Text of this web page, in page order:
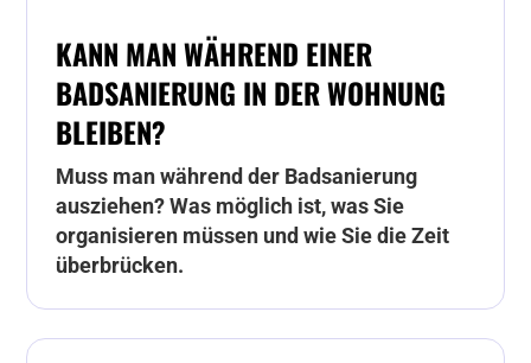
KANN MAN WÄHREND EINER
BADSANIERUNG IN DER WOHNUNG
BLEIBEN?
Muss man während der Badsanierung
ausziehen? Was möglich ist, was Sie
organisieren müssen und wie Sie die Zeit
überbrücken.